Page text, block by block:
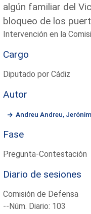
algún familiar del
bloqueo de los
Intervención en la
Cargo
Diputado por Cádiz
Autor
Andreu Andreu,
Fase
Pregunta-Contestación
Diario de sesiones
Comisión de Defensa
--Núm. Diario: 103